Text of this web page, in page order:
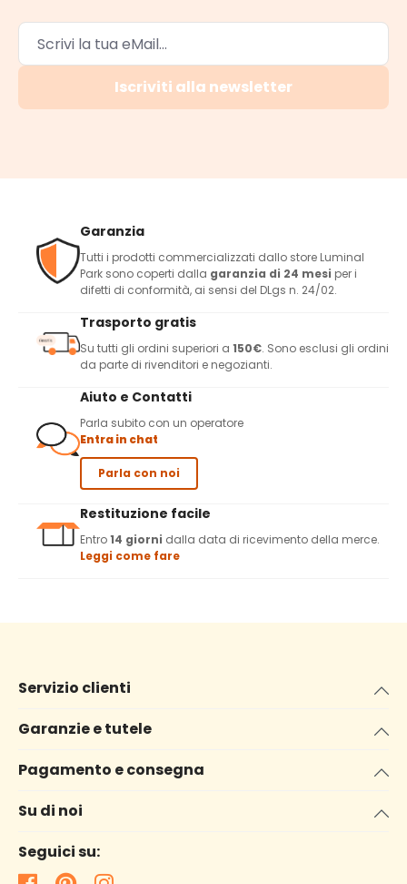
Iscriviti alla newsletter
Garanzia
Tutti i prodotti commercializzati dallo store Luminal
Park sono coperti dalla garanzia di 24 mesi per i
difetti di conformità, ai sensi del DLgs n. 24/02.
Trasporto gratis
Su tutti gli ordini superiori a 150€. Sono esclusi gli ordini
da parte di rivenditori e negozianti.
Aiuto e Contatti
Parla subito con un operatore
Entra in chat
Parla con noi
Restituzione facile
Entro14 giorni dalla data di ricevimento della merce.
Leggi come fare
Servizio clienti
Garanzie e tutele
Pagamento e consegna
Su di noi
Seguici su: